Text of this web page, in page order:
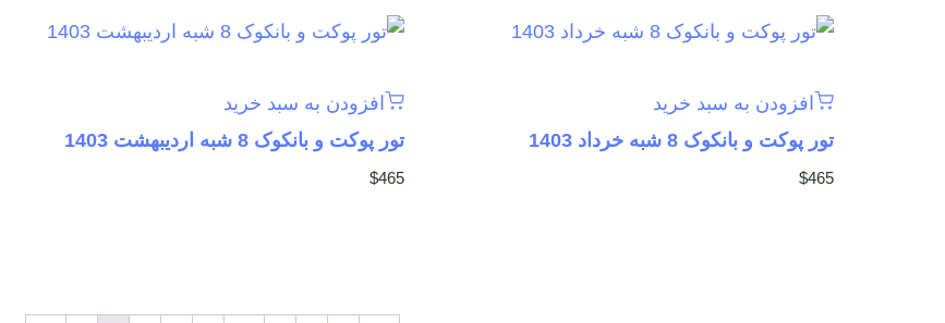
افزودن به سبد خرید
تور پوکت و بانکوک 8 شبه خرداد 1403
$465
افزودن به سبد خرید
تور پوکت و بانکوک 8 شبه اردیبهشت 1403
$465